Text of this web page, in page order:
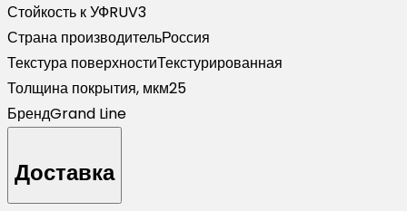
Стойкость к УФRUV3
Страна производительРоссия
Текстура поверхностиТекстурированная
Толщина покрытия, мкм25
БрендGrand Line
Доставка